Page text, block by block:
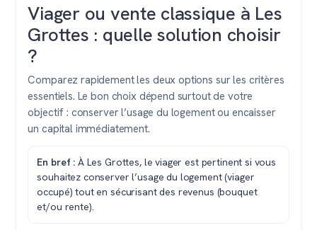
Viager ou vente classique à Les
Grottes : quelle solution choisir
?
Comparez rapidement les deux options sur les critères
essentiels. Le bon choix dépend surtout de votre
objectif : conserver l’usage du logement ou encaisser
un capital immédiatement.
En bref : À Les Grottes, le viager est pertinent si vous
souhaitez conserver l’usage du logement (viager
occupé) tout en sécurisant des revenus (bouquet
et/ou rente).